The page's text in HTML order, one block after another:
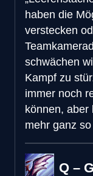
haben die
verstecken
schwächen
Kampf zu
immer noch
können, aber
mehr ganz
Q –